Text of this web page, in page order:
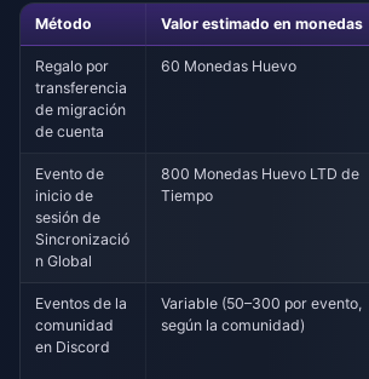
Método Valor estimado en monedas
Regalo por
transferencia
de migración
de cuenta
60 Monedas Huevo
Evento de
inicio de
sesión de
Sincronizació
n Global
800 Monedas Huevo LTD de
Tiempo
Eventos de la
comunidad
en Discord
Variable (50–300 por evento,
según la comunidad)